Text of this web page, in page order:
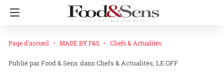
Page d'accueil MADE BY F&S Chefs & Actualités
Food & Sens dans Chefs & Actualités LE OFF